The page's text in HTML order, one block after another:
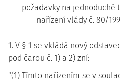
požadavky na jednoduché
nařízení vlády č. 80/
1. V § 1 se vkládá nový
pod čarou č. 1) a 2) zní:
"(1) Tímto nařízením se v